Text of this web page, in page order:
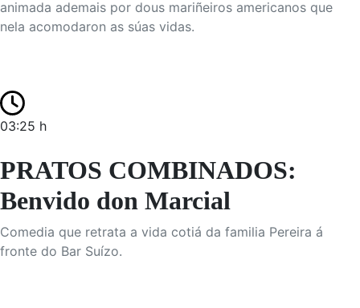
animada ademais por dous mariñeiros americanos que
nela acomodaron as súas vidas.
03:25 h
PRATOS COMBINADOS:
Benvido don Marcial
Comedia que retrata a vida cotiá da familia Pereira á
fronte do Bar Suízo.